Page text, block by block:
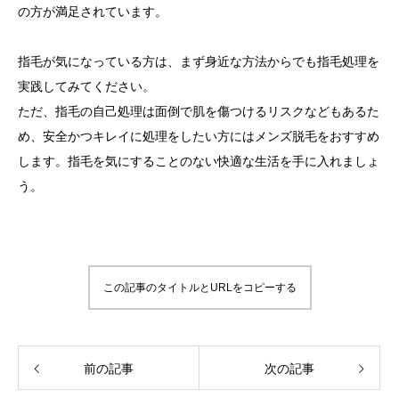
の方が満足されています。
指毛が気になっている方は、まず身近な方法からでも指毛処理を
実践してみてください。
ただ、指毛の自己処理は面倒で肌を傷つけるリスクなどもあるた
め、安全かつキレイに処理をしたい方にはメンズ脱毛をおすすめ
します。指毛を気にすることのない快適な生活を手に入れましょ
う。
この記事のタイトルとURLをコピーする
前の記事 次の記事